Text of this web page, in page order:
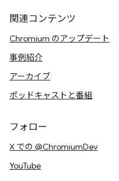
関連コンテンツ
Chromium のアップデート
事例紹介
アーカイブ
ポッドキャストと番組
フォロー
X での @ChromiumDev
YouTube